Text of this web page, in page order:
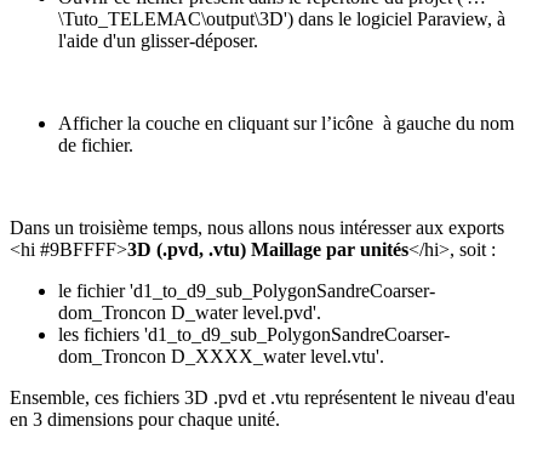
\Tuto_TELEMAC\output\3D') dans le logiciel Paraview, à
l'aide d'un glisser-déposer.
Afficher la couche en cliquant sur l’icône à gauche du nom
de fichier.
Dans un troisième temps, nous allons nous intéresser aux exports
<hi #9BFFFF>3D (.pvd, .vtu) Maillage par unités</hi>, soit :
le fichier 'd1_to_d9_sub_PolygonSandreCoarser-
dom_Troncon D_water level.pvd'.
les fichiers 'd1_to_d9_sub_PolygonSandreCoarser-
dom_Troncon D_XXXX_water level.vtu'.
Ensemble, ces fichiers 3D .pvd et .vtu représentent le niveau d'eau
en 3 dimensions pour chaque unité.